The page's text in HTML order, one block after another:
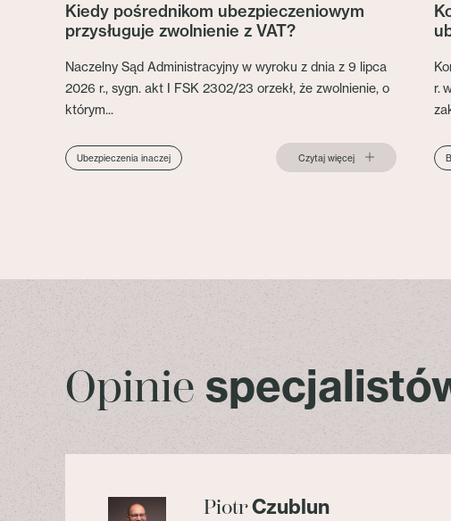
Kiedy pośrednikom ubezpieczeniowym
przysługuje zwolnienie z VAT?
Naczelny Sąd Administracyjny w wyroku z dnia z 9 lipca
2026 r., sygn. akt I FSK 2302/23 orzekł, że zwolnienie, o
którym...
Ubezpieczenia inaczej Czytaj więcej
r.
Opinie
PiotrCzublun